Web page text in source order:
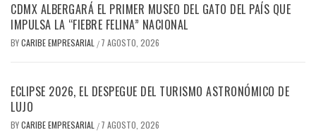
CDMX ALBERGARÁ EL PRIMER MUSEO DEL GATO DEL PAÍS QUE
IMPULSA LA “FIEBRE FELINA” NACIONAL
BYCARIBE EMPRESARIAL / 7 AGOSTO, 2026
ECLIPSE 2026, EL DESPEGUE DEL TURISMO ASTRONÓMICO DE
LUJO
BYCARIBE EMPRESARIAL / 7 AGOSTO, 2026